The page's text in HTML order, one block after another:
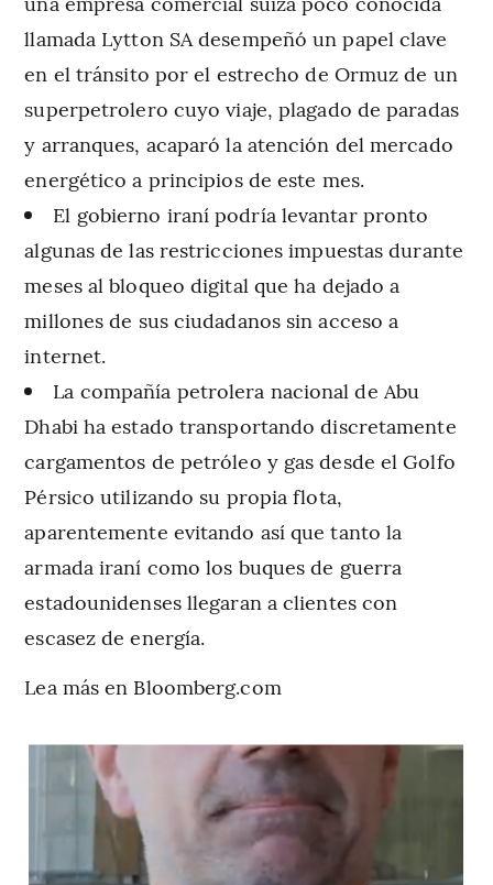
llamada Lytton SA desempeñó un papel clave
en el tránsito por el estrecho de Ormuz de un
superpetrolero cuyo viaje, plagado de paradas
y arranques, acaparó la atención del mercado
energético a principios de este mes.
El gobierno iraní podría levantar pronto
algunas de las restricciones impuestas durante
meses al bloqueo digital que ha dejado a
millones de sus ciudadanos sin acceso a
internet.
La compañía petrolera nacional de Abu
Dhabi ha estado transportando discretamente
cargamentos de petróleo y gas desde el Golfo
Pérsico utilizando su propia flota,
aparentemente evitando así que tanto la
armada iraní como los buques de guerra
estadounidenses llegaran a clientes con
escasez de energía.
Lea más en Bloomberg.com